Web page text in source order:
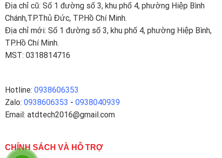
Địa chỉ cũ: Số 1 đường số 3, khu phố 4, phường Hiệp Bình
Chánh,TP.Thủ Đức, TP.Hồ Chí Minh.
Địa chỉ mới: Số 1 đường số 3, khu phố 4, phường Hiệp Bình,
TP.Hồ Chí Minh.
MST: 0318814716
Hotline: 0938606353
Zalo: 0938606353 - 0938040939
Email: atdtech2016@gmail.com
CHÍNH SÁCH VÀ HỖ TRỢ